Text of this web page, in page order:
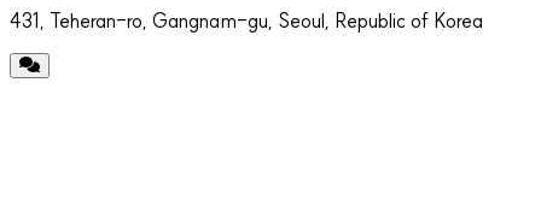
431, Teheran-ro, Gangnam-gu, Seoul, Republic of Korea